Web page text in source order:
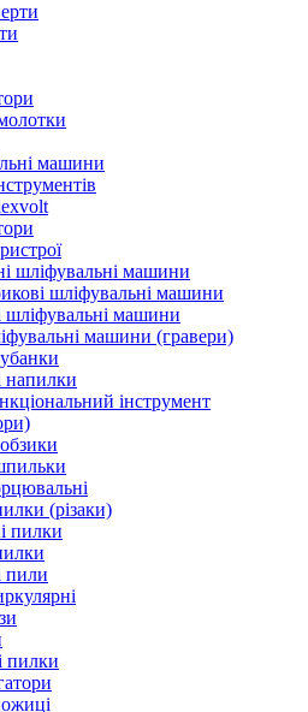
машини
шліфувальні машини
шліфувальні машини
шліфувальні машини
машини (гравери)
напилки
інструмент
(різаки)
пилки
пили
пилки